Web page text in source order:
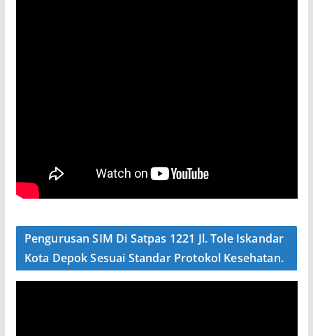
Pengurusan SIM Di Satpas 1221 Jl. Tole Iskandar
Kota Depok Sesuai Standar Protokol Kesehatan.